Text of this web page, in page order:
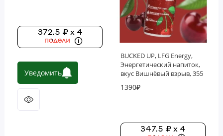
372.5 ₽ x 4
Уведомить
BUCKED UP, LFG Energy,
Энергетический напиток,
вкус Вишнёвый взрыв, 355
1390₽
347.5 ₽ x 4